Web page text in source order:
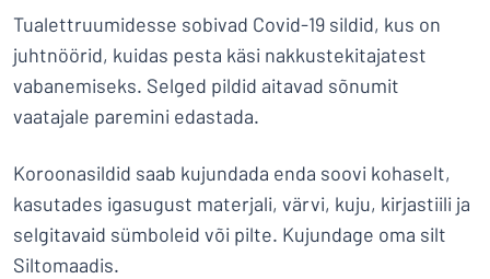
Tualettruumidesse sobivad Covid-19 sildid, kus on
juhtnöörid, kuidas pesta käsi nakkustekitajatest
vabanemiseks. Selged pildid aitavad sõnumit
vaatajale paremini edastada.
Koroonasildid saab kujundada enda soovi kohaselt,
kasutades igasugust materjali, värvi, kuju, kirjastiili ja
selgitavaid sümboleid või pilte. Kujundage oma silt
Siltomaadis.